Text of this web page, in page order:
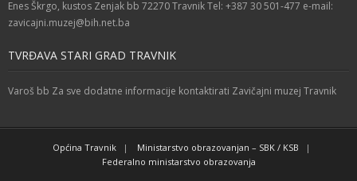
Enes Škrgo, kustos Zenjak bb 72270 Travnik Tel: +387 30 501-477 e-mail:
zavicajni.muzej@bih.net.ba
TVRĐAVA STARI GRAD TRAVNIK
Varoš bb Za sve dodatne informacije kontaktirati Zavičajni muzej Travnik
Općina Travnik
Ministarstvo obrazovanjan – SBK / KSB
Federalno ministarstvo obrazovanja